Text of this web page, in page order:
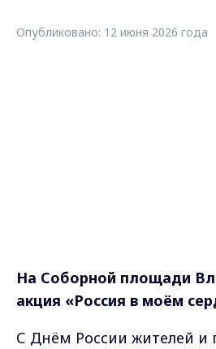
Опубликовано: 12 июня 2026 года
На Соборной площади
акция «Россия в моём
С Днём России жителей и